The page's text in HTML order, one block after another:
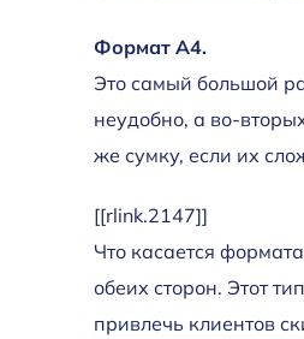
Формат А4.
Это самый большой
неудобно, а во-
же сумку, если их
[[rlink.2147]]
Что касается
обеих сторон. Этот
привлечь клиентов